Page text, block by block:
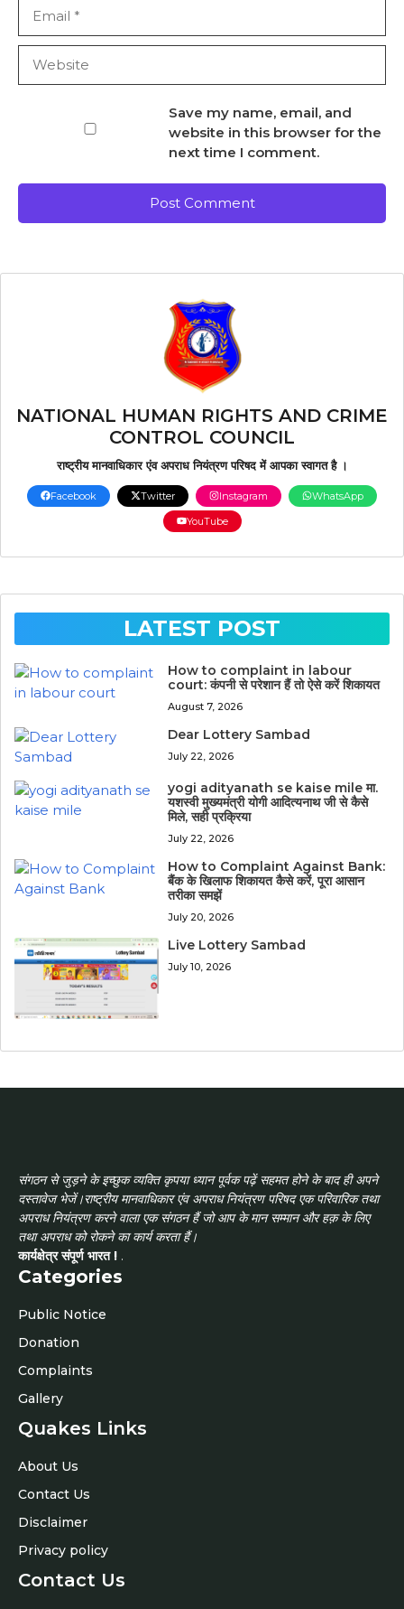
Save my name, email, and
website in this browser for the
next time I comment.
NATIONAL HUMAN RIGHTS AND CRIME
CONTROL COUNCIL
राष्ट्रीय मानवाधिकार एंव अपराध नियंत्रण परिषद में आपका स्वागत है ।
Facebook Twitter Instagram
WhatsApp
YouTube
LATEST POST
How to complaint in labour
court: कंपनी से परेशान हैं तो ऐसे करें शिकायत
August 7, 2026
Dear Lottery Sambad
July 22, 2026
yogi adityanath se kaise mile मा.
यशस्वी मुख्यमंत्री योगी आदित्यनाथ जी से कैसे
मिले, सही प्रक्रिया
July 22, 2026
How to Complaint Against Bank:
बैंक के खिलाफ शिकायत कैसे करें, पूरा आसान
तरीका समझें
July 20, 2026
Live Lottery Sambad
July 10, 2026
संगठन से जुड़ने के इच्छुक व्यक्ति कृपया ध्यान पूर्वक पढ़ें सहमत होने के बाद ही अपने
दस्तावेज भेजें।राष्ट्रीय मानवाधिकार एंव अपराध नियंत्रण परिषद एक परिवारिक तथा
अपराध नियंत्रण करने वाला एक संगठन हैं जो आप के मान सम्मान और हक़ के लिए
तथा अपराध को रोकने का कार्य करता हैं।
कार्यक्षेत्र संपूर्ण भारत ! .
Categories
Public Notice
Donation
Complaints
Gallery
Quakes Links
About Us
Contact Us
Disclaimer
Privacy policy
Contact Us